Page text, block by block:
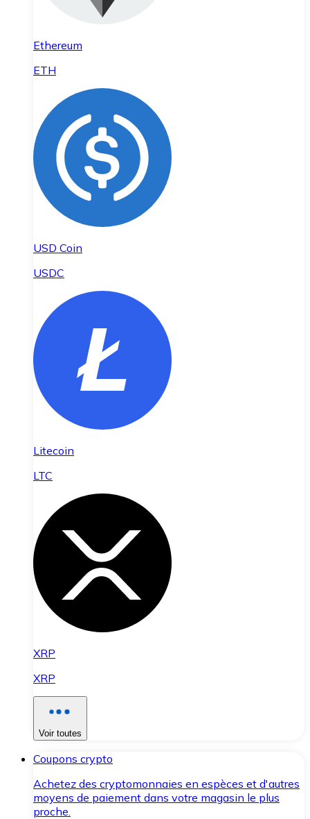
Ethereum
ETH
USD Coin
USDC
Litecoin
LTC
XRP
XRP
Voir toutes
Coupons crypto
Achetez des cryptomonnaies en espèces et d'autres
moyens de paiement dans votre magasin le plus
proche.